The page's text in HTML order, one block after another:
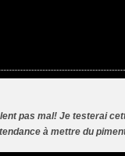
pas mal! Je testerai
à mettre du